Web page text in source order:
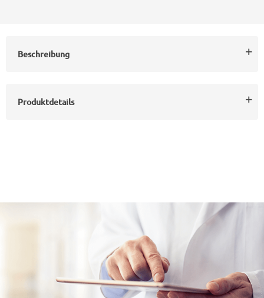
Beschreibung
Produktdetails